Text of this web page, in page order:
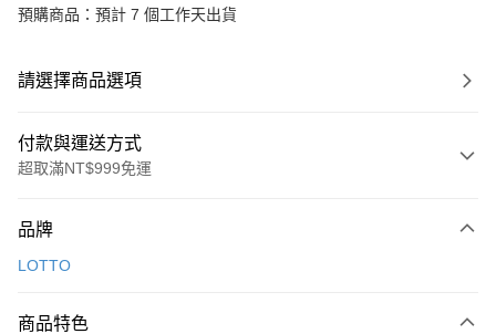
預購商品：預計 7 個工作天出貨
請選擇商品選項
付款與運送方式
超取滿NT$999免運
信用卡一次付款
LINE Pay
品牌
LOTTO
商品特色